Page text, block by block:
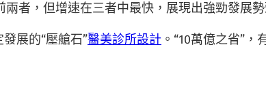
者，但增速在三者中最快，展現出強勁發展勢
展的“壓艙石”醫美診所設計 。“10萬億之省”，